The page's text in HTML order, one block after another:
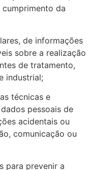
da
de informações
sobre a realização
de tratamento,
industrial;
técnicas e
pessoais de
acidentais ou
comunicação ou
para prevenir a